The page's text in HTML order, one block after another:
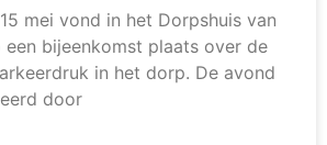
mei vond in het Dorpshuis van
een bijeenkomst plaats over de
in het dorp. De avond
door